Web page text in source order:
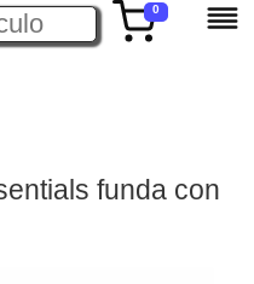
0
funda con